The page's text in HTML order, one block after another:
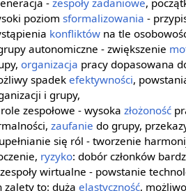
poziom sformalizowania -
konfliktówna tle
autonomiczne - zwiększenie
organizacja pracy dopasowana
spadekefektywności,
i grupy,
zespołowe - wysoka złożoność
zaufanie do grupy,
się ról - tworzenie
ryzyko: dobór członków
wirtualne - powstanie
zalety to: duża elastyczność,